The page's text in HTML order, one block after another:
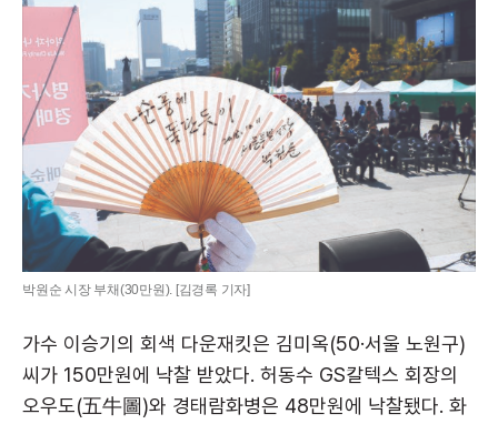
박원순 시장 부채(30만원). [김경록 기자]
가수 이승기의 회색 다운재킷은 김미옥(50·서울 노원구)
씨가 150만원에 낙찰 받았다. 허동수 GS칼텍스 회장의
오우도(五牛圖)와 경태람화병은 48만원에 낙찰됐다. 화